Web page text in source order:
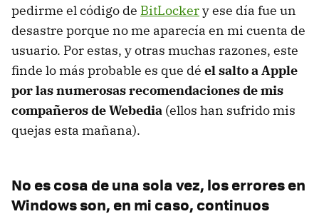
pedirme el código de BitLockery ese día fue un
desastre porque no me aparecía en mi cuenta de
usuario. Por estas, y otras muchas razones, este
finde lo más probable es que dé el salto a Apple
por las numerosas recomendaciones de mis
compañeros de Webedia (ellos han sufrido mis
quejas esta mañana).
No es cosa de una sola vez, los errores en
Windows son, en mi caso, continuos